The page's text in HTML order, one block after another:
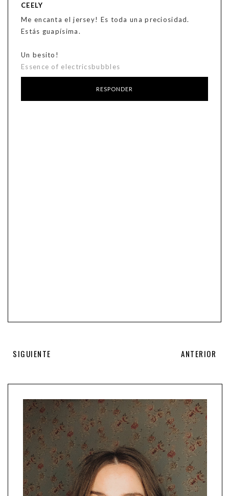
CEELY
Me encanta el jersey! Es toda una preciosidad.
Estás guapísima.
Un besito!
Essence of electricsbubbles
RESPONDER
SIGUIENTE ANTERIOR